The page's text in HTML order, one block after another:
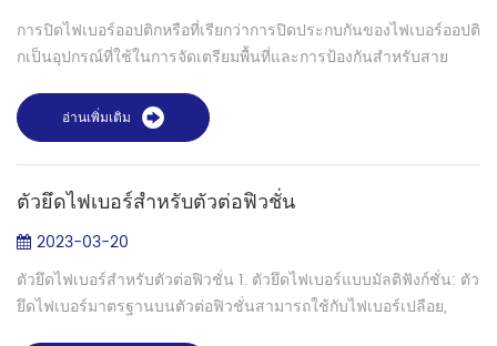
การปิดไฟเบอร์ออปติกหรือที่เรียกว่าการปิดประกบกันของไฟเบอร์ออปติ
กเป็นอุปกรณ์ที่ใช้ในการจัดเตรียมพื้นที่และการป้องกันสำหรับสาย
เชื่อมต่อและจั...
อ่านเพิ่มเติม
ตัวยึดไฟเบอร์สำหรับตัวต่อฟิวชั่น
2023-03-20
ตัวยึดไฟเบอร์สำหรับตัวต่อฟิวชั่น 1. ตัวยึดไฟเบอร์แบบมัลติฟังก์ชั่น: ตัว
ยึดไฟเบอร์มาตรฐานบนตัวต่อฟิวชั่นสามารถใช้กับไฟเบอร์เปลือย,